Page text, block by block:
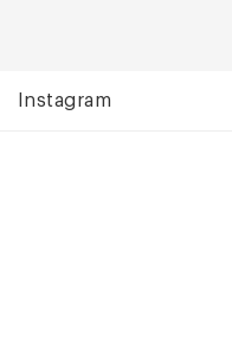
Instagram